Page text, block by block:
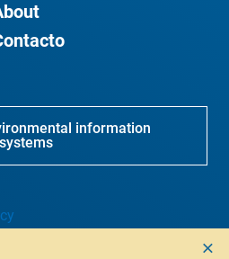
information
systems